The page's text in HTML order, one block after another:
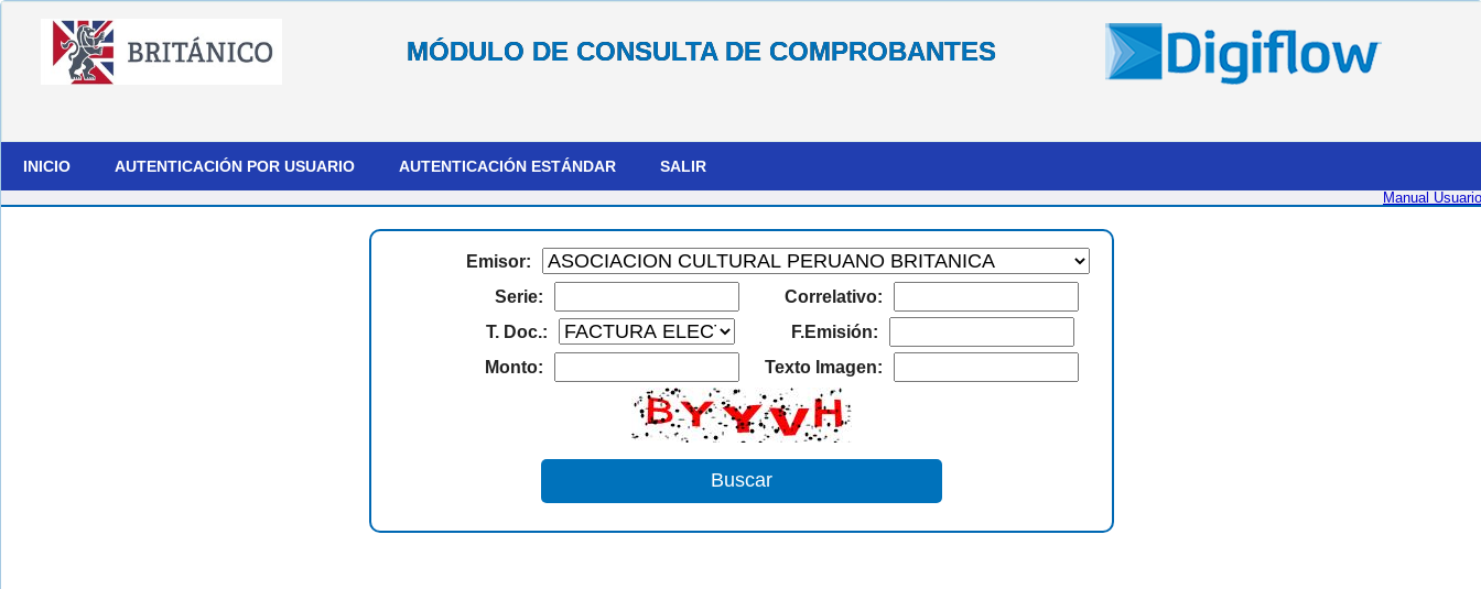
MÓDULO DE CONSULTA DE COMPROBANTES
INICIO AUTENTICACIÓN POR USUARIO AUTENTICACIÓN ESTÁNDAR SALIR
Manual Usuario
Emisor:
Serie:
Correlativo:
T. Doc.:
F.Emisión:
Monto:
Texto Imagen: